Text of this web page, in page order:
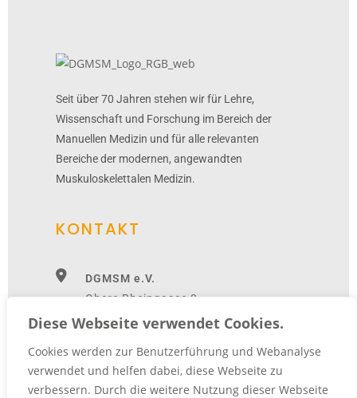
Diese Webseite verwendet Cookies.
Cookies werden zur Benutzerführung und Webanalyse
verwendet und helfen dabei, diese Webseite zu
verbessern. Durch die weitere Nutzung dieser Webseite
Seit über 70 Jahren stehen wir für Lehre,
Wissenschaft und Forschung im Bereich der
Manuellen Medizin und für alle relevanten
Bereiche der modernen, angewandten
Muskuloskelettalen Medizin.
KONTAKT
DGMSM e.V.
Obere Rheingasse 3
56154 Boppard